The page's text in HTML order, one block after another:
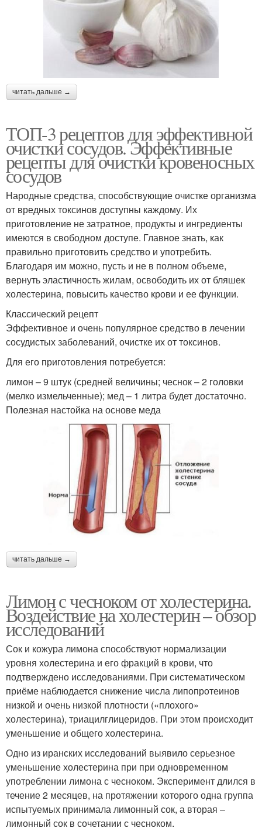
читать дальше →
ТОП-3 рецептов для эффективной
очистки сосудов. Эффективные
рецепты для очистки кровеносных
сосудов
Народные средства, способствующие очистке организма
от вредных токсинов доступны каждому. Их
приготовление не затратное, продукты и ингредиенты
имеются в свободном доступе. Главное знать, как
правильно приготовить средство и употребить.
Благодаря им можно, пусть и не в полном объеме,
вернуть эластичность жилам, освободить их от бляшек
холестерина, повысить качество крови и ее функции.
Классический рецепт
Эффективное и очень популярное средство в лечении
сосудистых заболеваний, очистке их от токсинов.
Для его приготовления потребуется:
лимон – 9 штук (средней величины; чеснок – 2 головки
(мелко измельченные); мед – 1 литра будет достаточно.
Полезная настойка на основе меда
читать дальше →
Лимон с чесноком от холестерина.
Воздействие на холестерин – обзор
исследований
Сок и кожура лимона способствуют нормализации
уровня холестерина и его фракций в крови, что
подтверждено исследованиями. При систематическом
приёме наблюдается снижение числа липопротеинов
низкой и очень низкой плотности («плохого»
холестерина), триацилглицеридов. При этом происходит
уменьшение и общего холестерина.
Одно из иранских исследований выявило серьезное
уменьшение холестерина при при одновременном
употреблении лимона с чесноком. Эксперимент длился в
течение 2 месяцев, на протяжении которого одна группа
испытуемых принимала лимонный сок, а вторая –
лимонный сок в сочетании с чесноком.